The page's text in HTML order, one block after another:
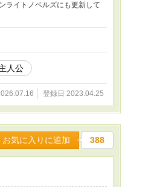
ライトノベルズにも更新して
人公
登録日 2023.04.25
お気に入りに追加 388